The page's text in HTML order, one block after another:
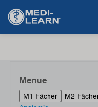
Menue
M1-Fächer
M2-